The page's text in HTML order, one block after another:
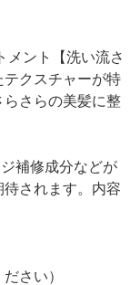
メント【洗い流さ
クスチャーが特
さらの美髪に整
補修成分などが
されます。内容
さい）